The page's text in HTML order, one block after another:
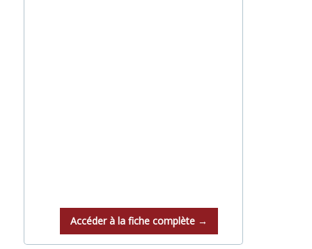
Accéder à la fiche complète →